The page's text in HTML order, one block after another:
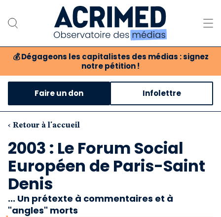
💰 Dégageons les capitalistes des médias : signez
notre pétition !
Notre association
Notre critique des médias
Nos propositions
Notre revue
Boutique
Faire un don Infolettre
‹ Retour à l'accueil
2003 : Le Forum Social
Européen de Paris-Saint
Denis
... Un prétexte à commentaires et à
"angles" morts